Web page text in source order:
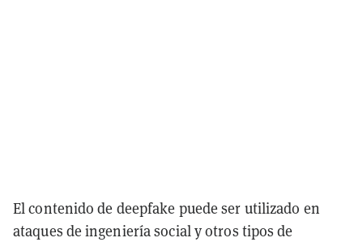
El contenido de deepfake puede ser utilizado en
ataques de ingeniería social y otros tipos de